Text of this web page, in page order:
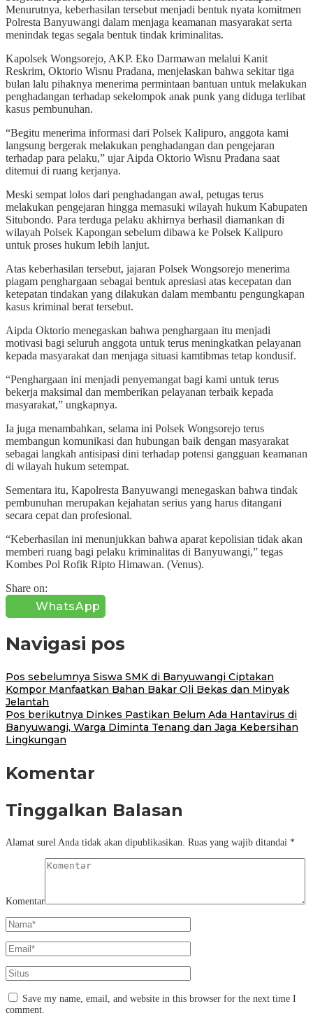
Menurutnya, keberhasilan tersebut menjadi bentuk nyata komitmen
Polresta Banyuwangi dalam menjaga keamanan masyarakat serta
menindak tegas segala bentuk tindak kriminalitas.
Kapolsek Wongsorejo, AKP. Eko Darmawan melalui Kanit
Reskrim, Oktorio Wisnu Pradana, menjelaskan bahwa sekitar tiga
bulan lalu pihaknya menerima permintaan bantuan untuk melakukan
penghadangan terhadap sekelompok anak punk yang diduga terlibat
kasus pembunuhan.
“Begitu menerima informasi dari Polsek Kalipuro, anggota kami
langsung bergerak melakukan penghadangan dan pengejaran
terhadap para pelaku,” ujar Aipda Oktorio Wisnu Pradana saat
ditemui di ruang kerjanya.
Meski sempat lolos dari penghadangan awal, petugas terus
melakukan pengejaran hingga memasuki wilayah hukum Kabupaten
Situbondo. Para terduga pelaku akhirnya berhasil diamankan di
wilayah Polsek Kapongan sebelum dibawa ke Polsek Kalipuro
untuk proses hukum lebih lanjut.
Atas keberhasilan tersebut, jajaran Polsek Wongsorejo menerima
piagam penghargaan sebagai bentuk apresiasi atas kecepatan dan
ketepatan tindakan yang dilakukan dalam membantu pengungkapan
kasus kriminal berat tersebut.
Aipda Oktorio menegaskan bahwa penghargaan itu menjadi
motivasi bagi seluruh anggota untuk terus meningkatkan pelayanan
kepada masyarakat dan menjaga situasi kamtibmas tetap kondusif.
“Penghargaan ini menjadi penyemangat bagi kami untuk terus
bekerja maksimal dan memberikan pelayanan terbaik kepada
masyarakat,” ungkapnya.
Ia juga menambahkan, selama ini Polsek Wongsorejo terus
membangun komunikasi dan hubungan baik dengan masyarakat
sebagai langkah antisipasi dini terhadap potensi gangguan keamanan
di wilayah hukum setempat.
Sementara itu, Kapolresta Banyuwangi menegaskan bahwa tindak
pembunuhan merupakan kejahatan serius yang harus ditangani
secara cepat dan profesional.
“Keberhasilan ini menunjukkan bahwa aparat kepolisian tidak akan
memberi ruang bagi pelaku kriminalitas di Banyuwangi,” tegas
Kombes Pol Rofik Ripto Himawan. (Venus).
Share on:
WhatsApp
Navigasi pos
Pos sebelumnya Siswa SMK di Banyuwangi Ciptakan
Kompor Manfaatkan Bahan Bakar Oli Bekas dan Minyak
Jelantah
Pos berikutnya Dinkes Pastikan Belum Ada Hantavirus di
Banyuwangi, Warga Diminta Tenang dan Jaga Kebersihan
Lingkungan
Komentar
Tinggalkan Balasan
Alamat surel Anda tidak akan dipublikasikan. Ruas yang wajib ditandai *
Komentar
Save my name, email, and website in this browser for the next time I
comment.